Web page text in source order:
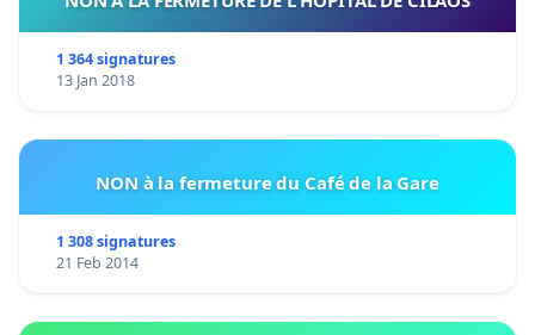
1 364 signatures
13 Jan 2018
NON à la fermeture du Café de la Gare
1 308 signatures
21 Feb 2014